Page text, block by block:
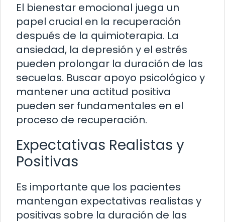
El bienestar emocional juega un
papel crucial en la recuperación
después de la quimioterapia. La
ansiedad, la depresión y el estrés
pueden prolongar la duración de las
secuelas. Buscar apoyo psicológico y
mantener una actitud positiva
pueden ser fundamentales en el
proceso de recuperación.
Expectativas Realistas y
Positivas
Es importante que los pacientes
mantengan expectativas realistas y
positivas sobre la duración de las